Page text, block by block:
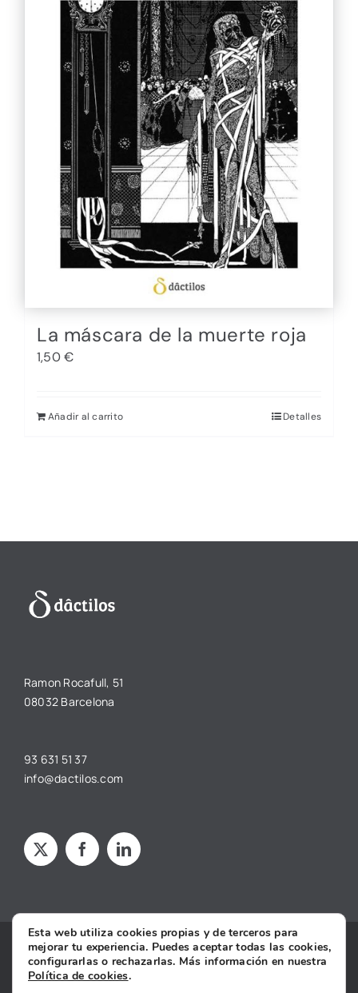
La máscara de la muerte roja
1,50€
Añadir al carrito Detalles
Ramon Rocafull, 51
08032 Barcelona
93 631 51 37
info@dactilos.com
Copyright © 2025 dâctilos |Aviso legal·Política de privacidad·
Política de cookies ·Condiciones Generales de Contratación·
Declaración de Accesibilidad
Esta web utiliza cookies propias y de terceros para
mejorar tu experiencia. Puedes aceptar todas las cookies,
configurarlas o rechazarlas. Más información en nuestra
Política de cookies.